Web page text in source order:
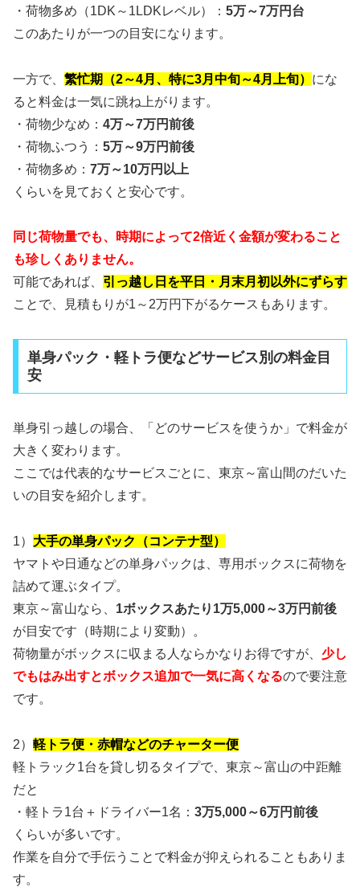
・荷物多め（1DK～1LDKレベル）： 5万～7万円台
このあたりが一つの目安になります。
一方で、 繁忙期（2～4月、特に3月中旬～4月上旬） にな
ると料金は一気に跳ね上がります。
・荷物少なめ： 4万～7万円前後
・荷物ふつう： 5万～9万円前後
・荷物多め： 7万～10万円以上
くらいを見ておくと安心です。
同じ荷物量でも、時期によって2倍近く金額が変わること
も珍しくありません。
可能であれば、 引っ越し日を平日・月末月初以外にずらす
ことで、見積もりが1～2万円下がるケースもあります。
単身パック・軽トラ便などサービス別の料金目
安
単身引っ越しの場合、「どのサービスを使うか」で料金が
大きく変わります。
ここでは代表的なサービスごとに、東京～富山間のだいた
いの目安を紹介します。
1） 大手の単身パック（コンテナ型）
ヤマトや日通などの単身パックは、専用ボックスに荷物を
詰めて運ぶタイプ。
東京～富山なら、 1ボックスあたり1万5,000～3万円前後
が目安です（時期により変動）。
荷物量がボックスに収まる人ならかなりお得ですが、 少し
でもはみ出すとボックス追加で一気に高くなるので要注意
です。
2） 軽トラ便・赤帽などのチャーター便
軽トラック1台を貸し切るタイプで、東京～富山の中距離
だと
・軽トラ1台＋ドライバー1名： 3万5,000～6万円前後
くらいが多いです。
作業を自分で手伝うことで料金が抑えられることもありま
す。